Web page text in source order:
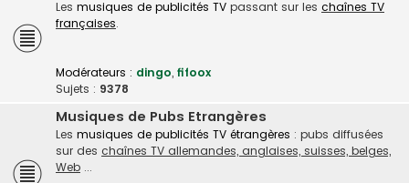
Les musiques de publicités TV passant sur les chaînes TV
françaises.
Modérateurs : dingo, fifoox
Sujets : 9378
Musiques de Pubs Etrangères
Les musiques de publicités TV étrangères : pubs diffusées
sur des chaînes TV allemandes, anglaises, suisses, belges,
Web ...